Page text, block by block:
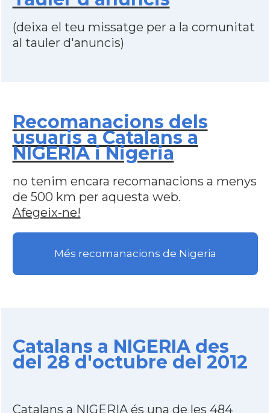
(deixa el teu missatge per a la comunitat
al tauler d'anuncis)
Recomanacions dels
usuaris a Catalans a
NIGERIA i Nigeria
no tenim encara recomanacions a menys
de 500 km per aquesta web.
Afegeix-ne!
Més recomanacions de Nigeria
Catalans a NIGERIA des
del 28 d'octubre del 2012
Catalans a NIGERIA és una de les 484